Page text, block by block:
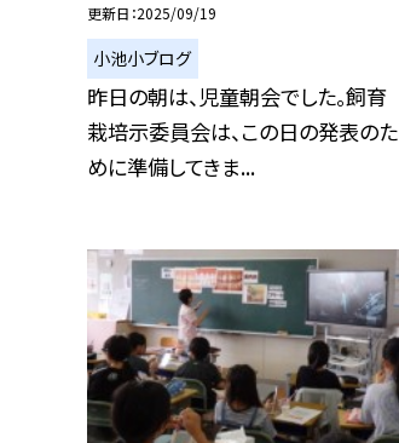
更新日 2025/09/19
小池小ブログ
昨日の朝は、児童朝会でした。飼育
栽培示委員会は、この日の発表のた
めに準備してきま...